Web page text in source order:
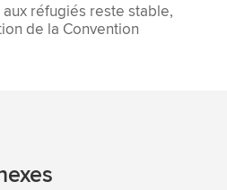
réfugiés reste stable,
de la Convention